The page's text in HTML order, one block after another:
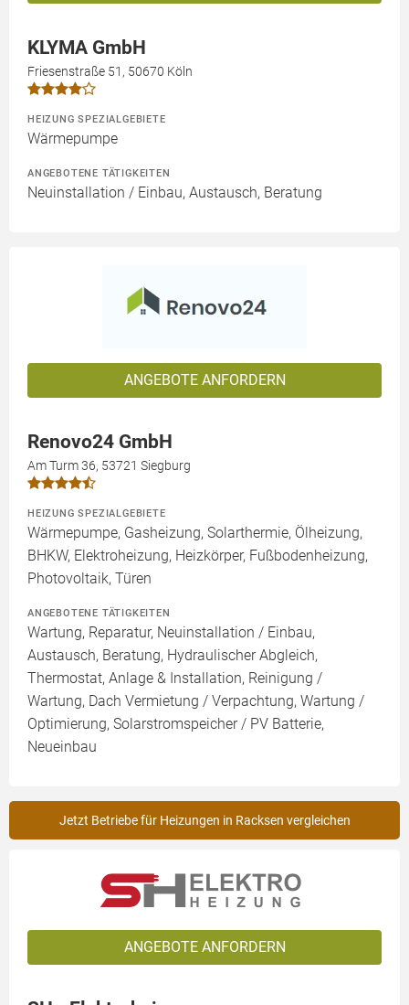
KLYMA GmbH
Friesenstraße 51, 50670 Köln
HEIZUNG SPEZIALGEBIETE
Wärmepumpe
ANGEBOTENE TÄTIGKEITEN
Neuinstallation / Einbau, Austausch, Beratung
ANGEBOTE ANFORDERN
Renovo24 GmbH
Am Turm 36, 53721 Siegburg
HEIZUNG SPEZIALGEBIETE
Wärmepumpe, Gasheizung, Solarthermie, Ölheizung,
BHKW, Elektroheizung, Heizkörper, Fußbodenheizung,
Photovoltaik, Türen
ANGEBOTENE TÄTIGKEITEN
Wartung, Reparatur, Neuinstallation / Einbau,
Austausch, Beratung, Hydraulischer Abgleich,
Thermostat, Anlage & Installation, Reinigung /
Wartung, Dach Vermietung / Verpachtung, Wartung /
Optimierung, Solarstromspeicher / PV Batterie,
Neueinbau
Jetzt Betriebe für Heizungen in Racksen vergleichen
ANGEBOTE ANFORDERN